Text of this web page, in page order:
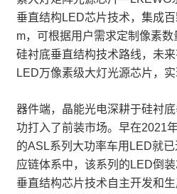
垂直结构LED芯片技术，集成
m，可根据用户需求定制像素
硅衬底垂直结构技术路线，未
LED万像素级大灯光源芯片，实
器件端，晶能光电深耕于硅衬
功打入了前装市场。早在2021
的ASL系列大功率车用LED就
应链体系中，该系列的LED倒
垂直结构芯片技术自主开发和